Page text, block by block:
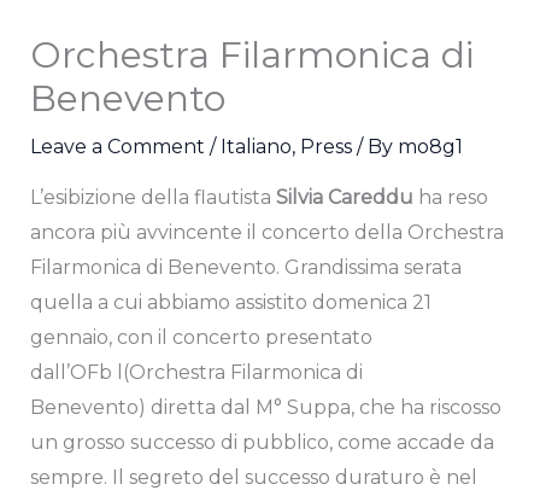
Orchestra Filarmonica di
Benevento
Leave a Comment / Italiano, Press/ By mo8g1
L’esibizione della flautista Silvia Careddu ha reso
ancora più avvincente il concerto della Orchestra
Filarmonica di Benevento. Grandissima serata
quella a cui abbiamo assistito domenica 21
gennaio, con il concerto presentato
dall’OFb l(Orchestra Filarmonica di
Benevento) diretta dal M° Suppa, che ha riscosso
un grosso successo di pubblico, come accade da
sempre. Il segreto del successo duraturo è nel